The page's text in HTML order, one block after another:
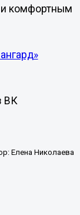
и комфортным
ВК
Елена Николаева